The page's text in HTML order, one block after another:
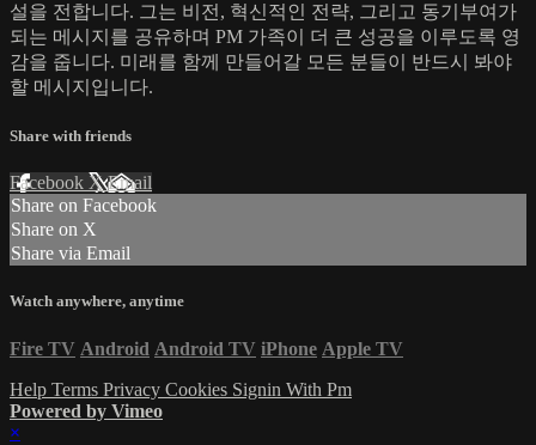
설을 전합니다. 그는 비전, 혁신적인 전략, 그리고 동기부여가
되는 메시지를 공유하며 PM 가족이 더 큰 성공을 이루도록 영
감을 줍니다. 미래를 함께 만들어갈 모든 분들이 반드시 봐야
할 메시지입니다.
Share with friends
Facebook XEmail
Share on Facebook
Share on X
Share via Email
Watch anywhere, anytime
Fire TV Android Android TV iPhone Apple TV
Help Terms Privacy Cookies Signin With Pm
Powered by Vimeo
×